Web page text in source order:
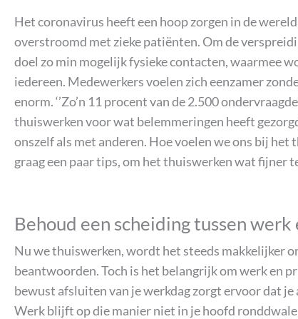
Het coronavirus heeft een hoop zorgen in de
overstroomd met zieke patiënten. Om de
doel zo min mogelijk fysieke contacten, waarmee
iedereen. Medewerkers voelen zich eenzamer
enorm. ‘’Zo’n 11 procent van de 2.500
thuiswerken voor wat belemmeringen heeft
onszelf als met anderen. Hoe voelen we ons bij
graag een paar tips, om het thuiswerken wat fijner
Behoud een scheiding tussen werk
Nu we thuiswerken, wordt het steeds makkelijker
beantwoorden. Toch is het belangrijk om werk en
bewust afsluiten van je werkdag zorgt ervoor dat
Werk blijft op die manier niet in je hoofd